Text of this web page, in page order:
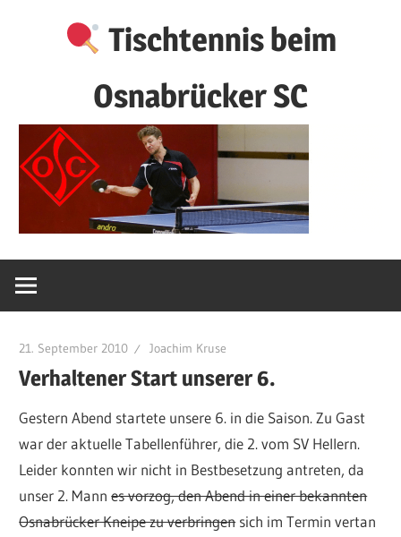
Tischtennis beim
Osnabrücker SC
21. September 2010 Joachim Kruse
Verhaltener Start unserer 6.
Gestern Abend startete unsere 6. in die Saison. Zu Gast
war der aktuelle Tabellenführer, die 2. vom SV Hellern.
Leider konnten wir nicht in Bestbesetzung antreten, da
unser 2. Mannes vorzog, den Abend in einer bekannten
Osnabrücker Kneipe zu verbringensich im Termin vertan